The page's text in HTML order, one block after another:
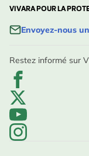
VIVARA POUR LA
Envoyez-nous
Restez informé sur